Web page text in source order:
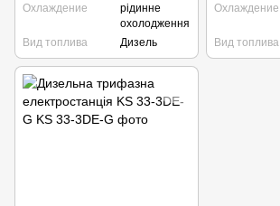
Охлаждение
рідинне
охолодження
Вид топлива
Дизель
Охлаждение
Вид топлива